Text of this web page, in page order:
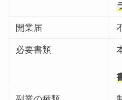
開業届
必要書類